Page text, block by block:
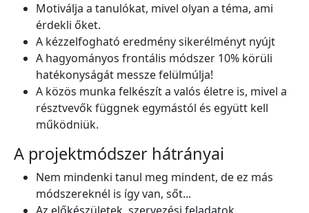
Motiválja a tanulókat, mivel olyan a téma, ami
érdekli őket.
A kézzelfogható eredmény sikerélményt nyújt
A hagyományos frontális módszer 10% körüli
hatékonyságát messze felülmúlja!
A közös munka felkészít a valós életre is, mivel a
résztvevők függnek egymástól és együtt kell
működniük.
A projektmódszer hátrányai
Nem mindenki tanul meg mindent, de ez más
módszereknél is így van, sőt...